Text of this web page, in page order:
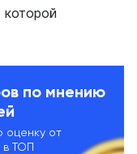
которой
по мнению
оценку от
в ТОП